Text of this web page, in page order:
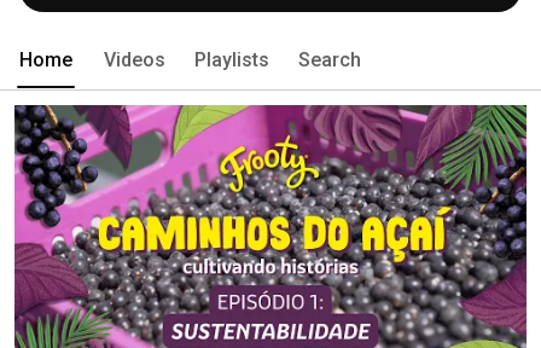
Home Videos Playlists Search